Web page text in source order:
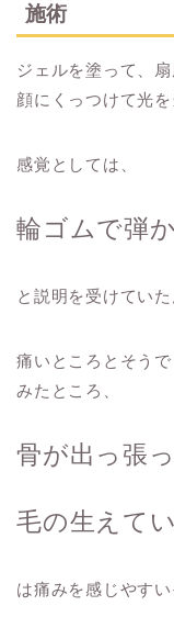
施術
ジェルを塗って、
顔にくっつけて光
感覚としては、
輪ゴムで弾
と説明を受けてい
痛いところとそう
みたところ、
骨が出っ張
毛の生えて
は痛みを感じやすい